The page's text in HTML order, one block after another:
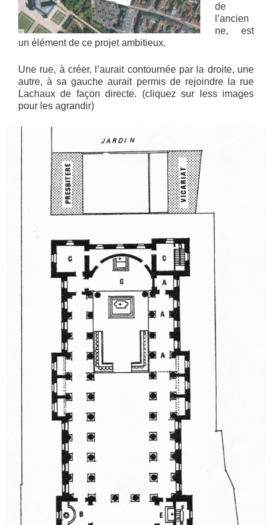
de
l’ancien
ne, est
un élément de ce projet ambitieux.
Une rue, à créer, l’aurait contournée par la droite, une
autre, à sa gauche aurait permis de rejoindre la rue
Lachaux de façon directe. (cliquez sur less images
pour les agrandir)